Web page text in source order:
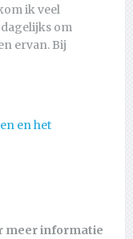
ik veel
om
ervan. Bij
en het
meer informatie